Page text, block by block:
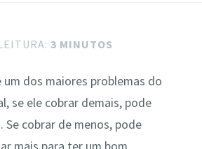
3 MINUTOS
um dos maiores problemas do
se ele cobrar demais, pode
Se cobrar de menos, pode